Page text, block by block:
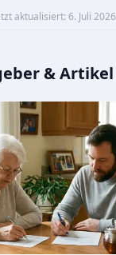
aktualisiert: 6. Juli 2026
& Artikel